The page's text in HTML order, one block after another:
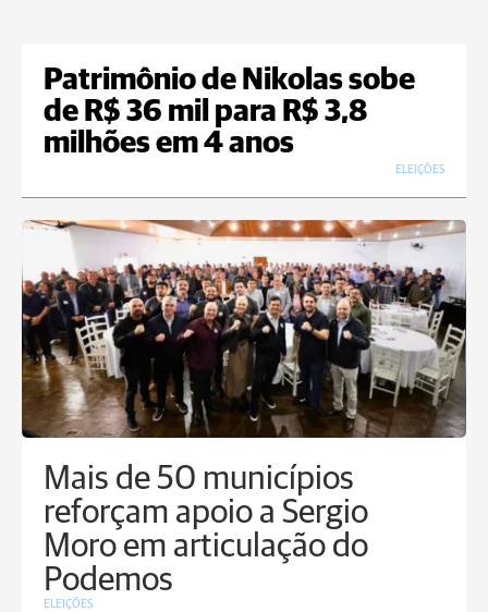
Patrimônio de Nikolas sobe
de R$ 36 mil para R$ 3,8
milhões em 4 anos
ELEIÇÕES
Mais de 50 municípios
reforçam apoio a Sergio
Moro em articulação do
Podemos
ELEIÇÕES